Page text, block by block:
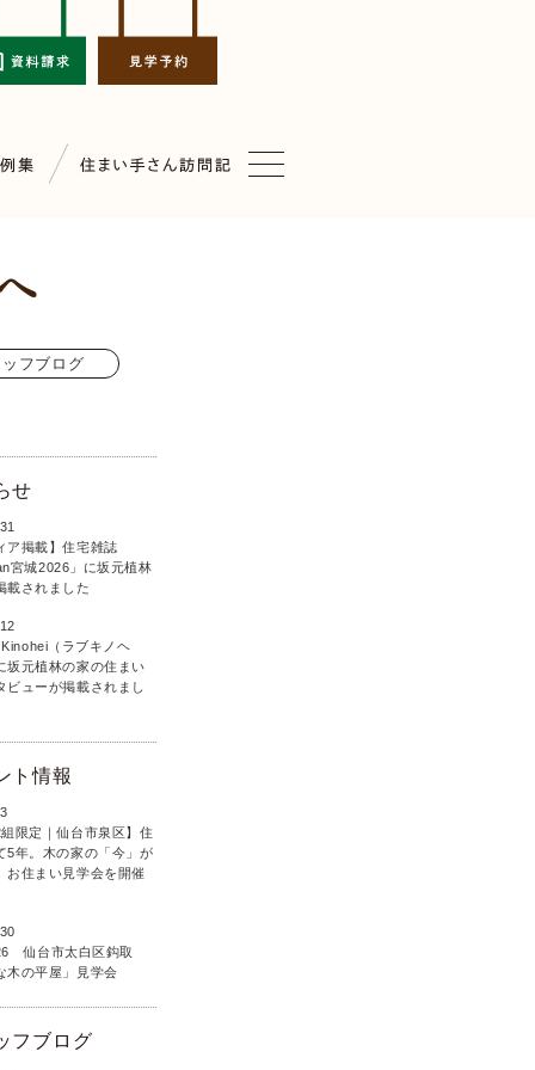
ッフブログ
せ
ア掲載】住宅雑誌
宮城2026」に坂元植林
載されました
Kinohei（ラブキノヘ
坂元植林の家の住まい
ビューが掲載されまし
ト情報
組限定｜仙台市泉区】住
5年。木の家の「今」が
お住まい見学会を開催
仙台市太白区鈎取
木の平屋」見学会
フブログ